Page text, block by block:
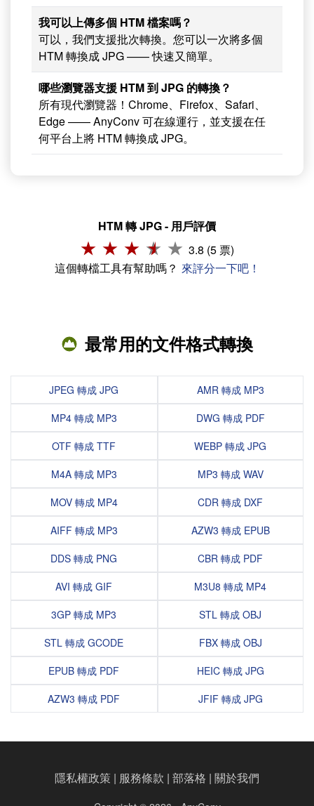
我可以上傳多個 HTM 檔案嗎？
可以，我們支援批次轉換。您可以一次將多個
HTM 轉換成 JPG —— 快速又簡單。
哪些瀏覽器支援 HTM 到 JPG 的轉換？
所有現代瀏覽器！Chrome、Firefox、Safari、
Edge —— AnyConv 可在線運行，並支援在任
何平台上將 HTM 轉換成 JPG。
HTM 轉 JPG - 用戶評價
3.8 (5 票)
這個轉檔工具有幫助嗎？ 來評分一下吧！
最常用的文件格式轉換
JPEG 轉成 JPG
MP4 轉成 MP3
OTF 轉成 TTF
M4A 轉成 MP3
MOV 轉成 MP4
AIFF 轉成 MP3
DDS 轉成 PNG
AVI 轉成 GIF
3GP 轉成 MP3
STL 轉成 GCODE
EPUB 轉成 PDF
AZW3 轉成 PDF
AMR 轉成 MP3
DWG 轉成 PDF
WEBP 轉成 JPG
MP3 轉成 WAV
CDR 轉成 DXF
AZW3 轉成 EPUB
CBR 轉成 PDF
M3U8 轉成 MP4
STL 轉成 OBJ
FBX 轉成 OBJ
HEIC 轉成 JPG
JFIF 轉成 JPG
隱私權政策 | 服務條款 | 部落格 | 關於我們